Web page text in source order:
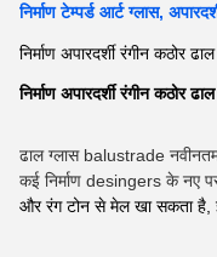
निर्माण टेम्पर्ड आर्ट ग्लास,
निर्माण अपारदर्शी रंगीन कठोर
निर्माण अपारदर्शी रंगीन कठोर
ढाल ग्लास balustrade
कई निर्माण desingers के नए
और रंग टोन से मेल खा सकता है,